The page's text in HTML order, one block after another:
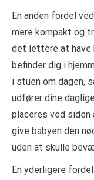
En anden fordel
mere kompakt og
det lettere at have
befinder dig i
i stuen om dagen,
udfører dine
placeres ved
give babyen den
uden at skulle
En yderligere